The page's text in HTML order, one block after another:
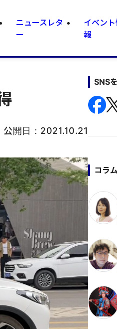
ニュースレタ
ー
イベン
報
公開日： 2021.10.21
SNS
コラム